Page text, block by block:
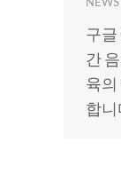
구글
간
육의
합니